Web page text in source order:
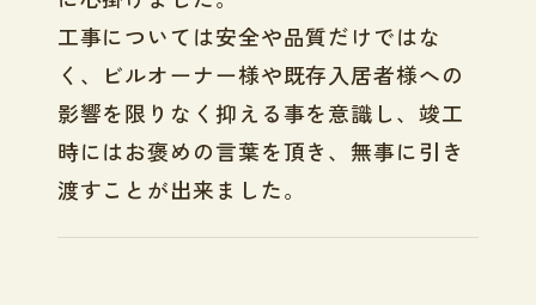
工事については安全や品質だけではな
く、ビルオーナー様や既存入居者様への
影響を限りなく抑える事を意識し、竣工
時にはお褒めの言葉を頂き、無事に引き
渡すことが出来ました。